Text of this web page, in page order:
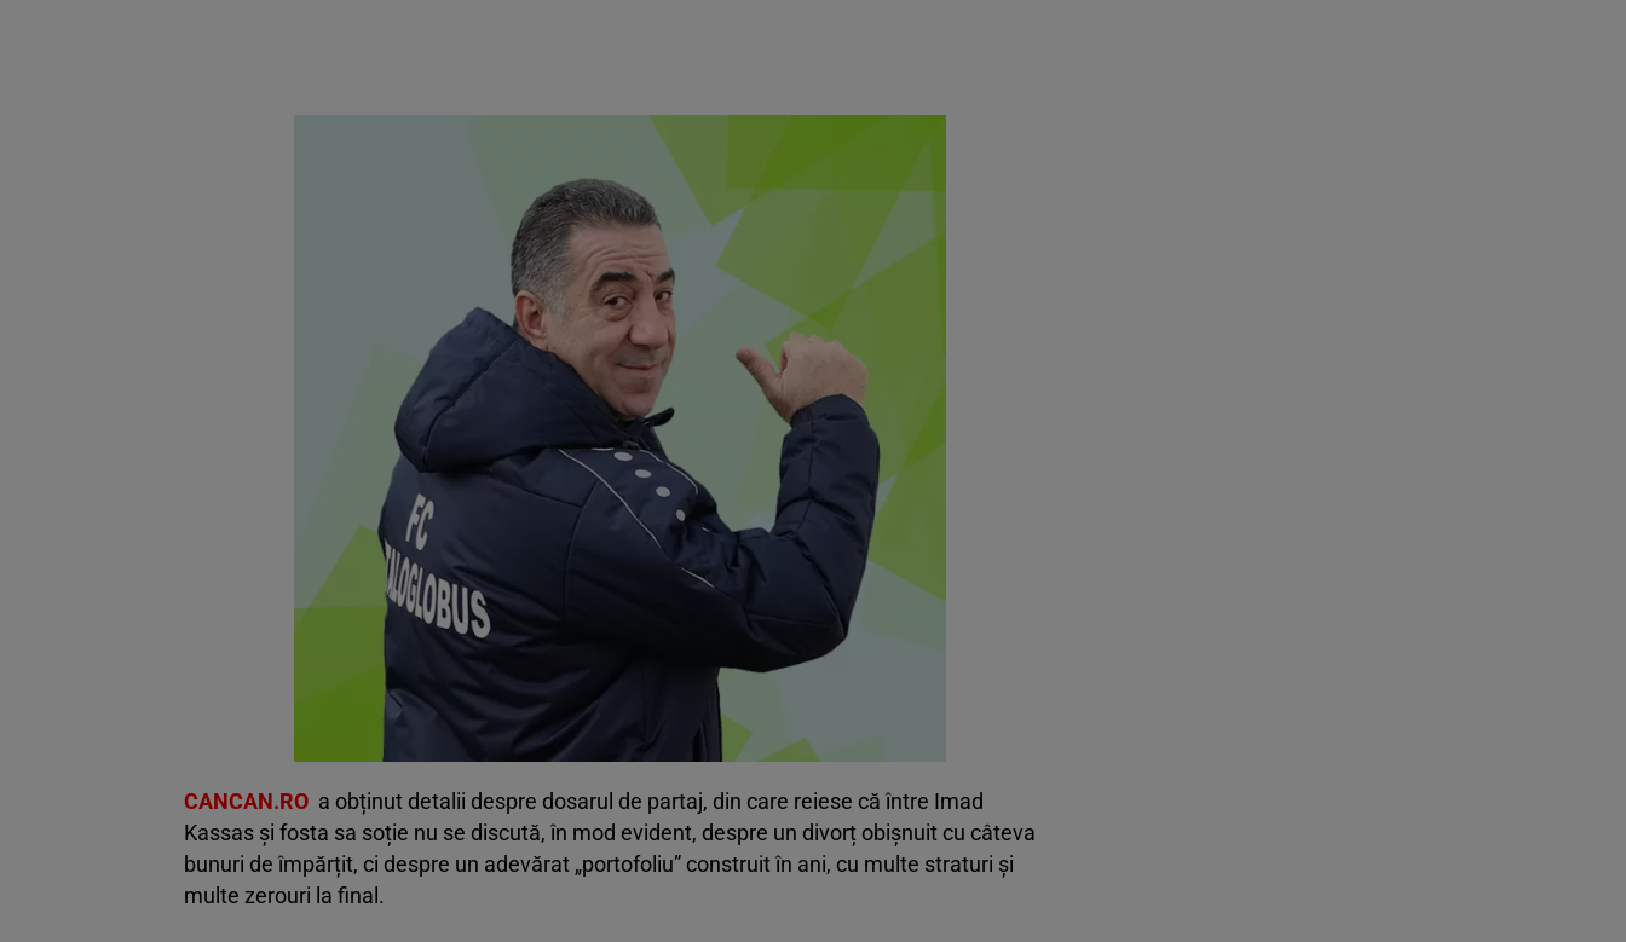
CANCAN.RO a obținut detalii despre dosarul de partaj, din care reiese că între Imad
Kassas și fosta sa soție nu se discută, în mod evident, despre un divorț obișnuit cu câteva
bunuri de împărțit, ci despre un adevărat „portofoliu” construit în ani, cu multe straturi și
multe zerouri la final.